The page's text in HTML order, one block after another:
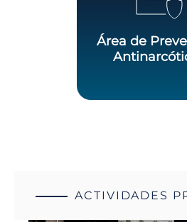
Área de
ACTIVIDADES